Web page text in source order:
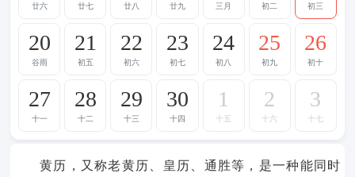
廿六 廿七 廿八 廿九 三月 初二 初三
20
谷雨
21
初五
22
初六
23
初七
24
初八
25
初九
26
初十
27
十一
28
十二
29
十三
30
十四
1
十五
2
十六
3
十七
黄历，又称老黄历、皇历、通胜等，是一种能同时